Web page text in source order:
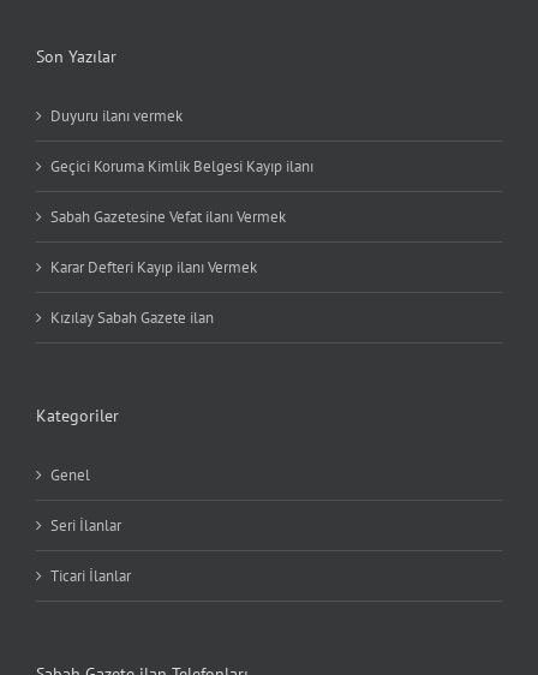
Son Yazılar
Duyuru ilanı vermek
Geçici Koruma Kimlik Belgesi Kayıp ilanı
Sabah Gazetesine Vefat ilanı Vermek
Karar Defteri Kayıp ilanı Vermek
Kızılay Sabah Gazete ilan
Kategoriler
Genel
Seri İlanlar
Ticari İlanlar